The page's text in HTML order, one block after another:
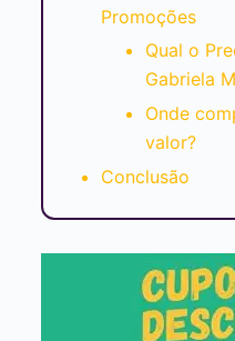
Promoções
Qual o
Gabriela
Onde
valor?
Conclusão